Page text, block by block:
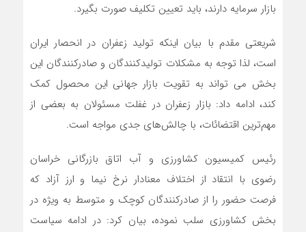
بازار سرمایه دارند، باید تعیین تکلیف صورت بگیرد.
شریعتی مقدم با بیان اینکه تولید زعفران در انحصار ایران
است، لذا توجه به مشکلات تولیدکنندگان و صادرکنندگان این
بخش می تواند به تقویت بازار جهانی این محصول کمک
کند، ادامه داد: بازار زعفران در غفلت مسئولان به بعضی از
مهم‌ترین اقتضائات، با چالش‌های جدی مواجه است.
رئیس کمیسیون کشاورزی و آب اتاق بازرگانی خراسان
رضوی با انتقاد از اختلاف معنادار نرخ نیما و ارز آزاد که
فرصت حضور را از صادرکنندگان کوچک و متوسط به ویژه در
بخش کشاورزی سلب نموده، بیان کرد: در ادامه سیاست